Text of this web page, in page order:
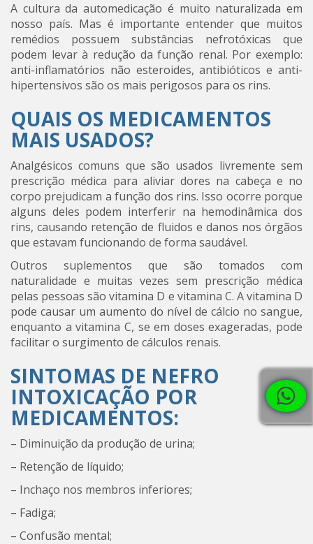
A cultura da automedicação é muito naturalizada em
nosso país. Mas é importante entender que muitos
remédios possuem substâncias nefrotóxicas que
podem levar à redução da função renal. Por exemplo:
anti-inflamatórios não esteroides, antibióticos e anti-
hipertensivos são os mais perigosos para os rins.
QUAIS OS MEDICAMENTOS
MAIS USADOS?
Analgésicos comuns que são usados livremente sem
prescrição médica para aliviar dores na cabeça e no
corpo prejudicam a função dos rins. Isso ocorre porque
alguns deles podem interferir na hemodinâmica dos
rins, causando retenção de fluidos e danos nos órgãos
que estavam funcionando de forma saudável.
Outros suplementos que são tomados com
naturalidade e muitas vezes sem prescrição médica
pelas pessoas são vitamina D e vitamina C. A vitamina D
pode causar um aumento do nível de cálcio no sangue,
enquanto a vitamina C, se em doses exageradas, pode
facilitar o surgimento de cálculos renais.
SINTOMAS DE NEFRO
INTOXICAÇÃO POR
MEDICAMENTOS:
– Diminuição da produção de urina;
– Retenção de líquido;
– Inchaço nos membros inferiores;
– Fadiga;
– Confusão mental;